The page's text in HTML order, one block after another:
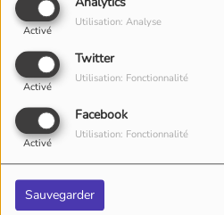
Activé
Utilisation: Analyse
Twitter
Activé
Utilisation: Fonctionnalité
Facebook
Activé
Utilisation: Fonctionnalité
Sauvegarder